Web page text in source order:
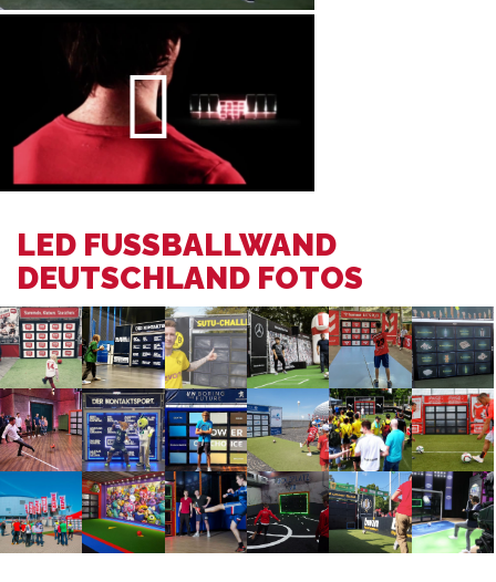
LED FUSSBALLWAND D
EUTSCHLAND FOTOS